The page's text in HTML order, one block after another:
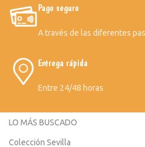
Pago seguro
A través de las diferentes
Entrega rápida
Entre 24/48 horas
LO MÁS BUSCADO
Colección Sevilla